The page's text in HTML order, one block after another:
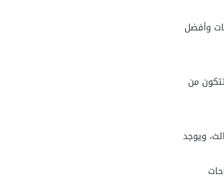
أهم الخدمات وأفضل
من
الثالث، ويوجد